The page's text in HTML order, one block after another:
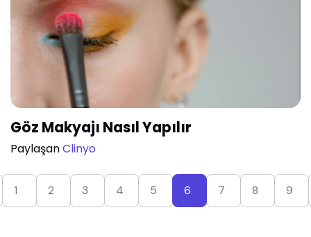
Göz Makyajı Nasıl Yapılır
PaylaşanClinyo
1 2 3 4 5 6 7 8 9